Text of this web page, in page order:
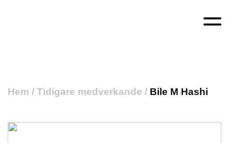
Hem / Tidigare medverkande / Bile M Hashi